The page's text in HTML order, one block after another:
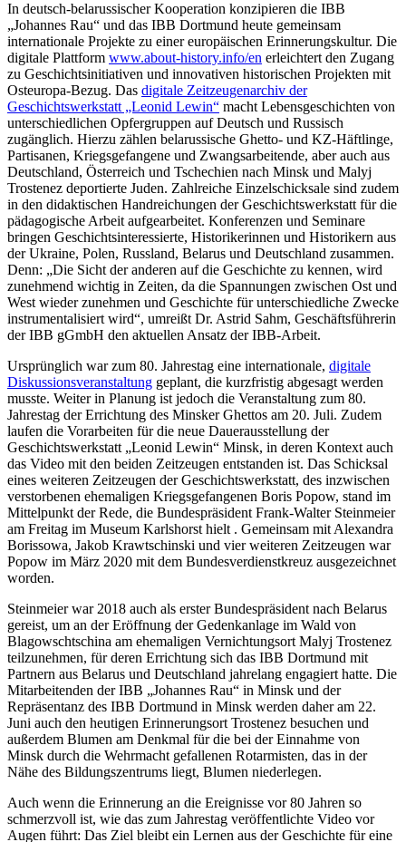
In deutsch-belarussischer Kooperation konzipieren die IBB
„Johannes Rau“ und das IBB Dortmund heute gemeinsam
internationale Projekte zu einer europäischen Erinnerungskultur. Die
digitale Plattform www.about-history.info/en erleichtert den Zugang
zu Geschichtsinitiativen und innovativen historischen Projekten mit
Osteuropa-Bezug. Das digitale Zeitzeugenarchiv der
Geschichtswerkstatt „Leonid Lewin“ macht Lebensgeschichten von
unterschiedlichen Opfergruppen auf Deutsch und Russisch
zugänglich. Hierzu zählen belarussische Ghetto- und KZ-Häftlinge,
Partisanen, Kriegsgefangene und Zwangsarbeitende, aber auch aus
Deutschland, Österreich und Tschechien nach Minsk und Malyj
Trostenez deportierte Juden. Zahlreiche Einzelschicksale sind zudem
in den didaktischen Handreichungen der Geschichtswerkstatt für die
pädagogische Arbeit aufgearbeitet. Konferenzen und Seminare
bringen Geschichtsinteressierte, Historikerinnen und Historikern aus
der Ukraine, Polen, Russland, Belarus und Deutschland zusammen.
Denn: „Die Sicht der anderen auf die Geschichte zu kennen, wird
zunehmend wichtig in Zeiten, da die Spannungen zwischen Ost und
West wieder zunehmen und Geschichte für unterschiedliche Zwecke
instrumentalisiert wird“, umreißt Dr. Astrid Sahm, Geschäftsführerin
der IBB gGmbH den aktuellen Ansatz der IBB-Arbeit.
Ursprünglich war zum 80. Jahrestag eine internationale, digitale
Diskussionsveranstaltung geplant, die kurzfristig abgesagt werden
musste. Weiter in Planung ist jedoch die Veranstaltung zum 80.
Jahrestag der Errichtung des Minsker Ghettos am 20. Juli. Zudem
laufen die Vorarbeiten für die neue Dauerausstellung der
Geschichtswerkstatt „Leonid Lewin“ Minsk, in deren Kontext auch
das Video mit den beiden Zeitzeugen entstanden ist. Das Schicksal
eines weiteren Zeitzeugen der Geschichtswerkstatt, des inzwischen
verstorbenen ehemaligen Kriegsgefangenen Boris Popow, stand im
Mittelpunkt der Rede, die Bundespräsident Frank-Walter Steinmeier
am Freitag im Museum Karlshorst hielt . Gemeinsam mit Alexandra
Borissowa, Jakob Krawtschinski und vier weiteren Zeitzeugen war
Popow im März 2020 mit dem Bundesverdienstkreuz ausgezeichnet
worden.
Steinmeier war 2018 auch als erster Bundespräsident nach Belarus
gereist, um an der Eröffnung der Gedenkanlage im Wald von
Blagowschtschina am ehemaligen Vernichtungsort Malyj Trostenez
teilzunehmen, für deren Errichtung sich das IBB Dortmund mit
Partnern aus Belarus und Deutschland jahrelang engagiert hatte. Die
Mitarbeitenden der IBB „Johannes Rau“ in Minsk und der
Repräsentanz des IBB Dortmund in Minsk werden daher am 22.
Juni auch den heutigen Erinnerungsort Trostenez besuchen und
außerdem Blumen am Denkmal für die bei der Einnahme von
Minsk durch die Wehrmacht gefallenen Rotarmisten, das in der
Nähe des Bildungszentrums liegt, Blumen niederlegen.
Auch wenn die Erinnerung an die Ereignisse vor 80 Jahren so
schmerzvoll ist, wie das zum Jahrestag veröffentlichte Video vor
Augen führt: Das Ziel bleibt ein Lernen aus der Geschichte für eine